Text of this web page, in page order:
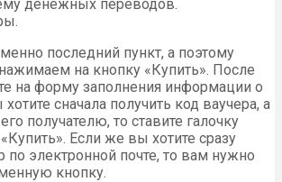
денежных переводов.
последний пункт, а поэтому
на кнопку «Купить». После
на форму заполнения информации о
сначала получить код ваучера, а
получателю, то ставите галочку
Если же вы хотите сразу
по электронной почте, то вам нужно
кнопку.